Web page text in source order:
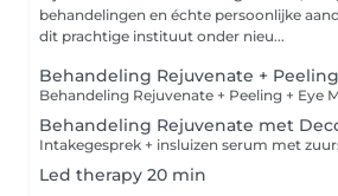
behandelingen en échte persoonlijke
dit prachtige instituut onder nieu...
Behandeling Rejuvenate + Peeling
Behandeling Rejuvenate met
Led therapy 20 min